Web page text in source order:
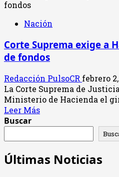
invertirá
millones
en
Nación
Corte Suprema exige a
de fondos
Redacción PulsoCR febrero
La Corte Suprema de
Ministerio de Hacienda el
Leer MásLeer
acerca
de
Suprema
Buscar
Últimas Noticias